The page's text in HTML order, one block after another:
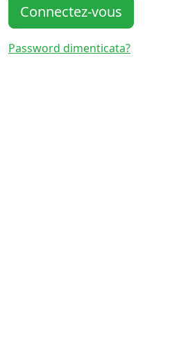
Connectez-vous
Password dimenticata?